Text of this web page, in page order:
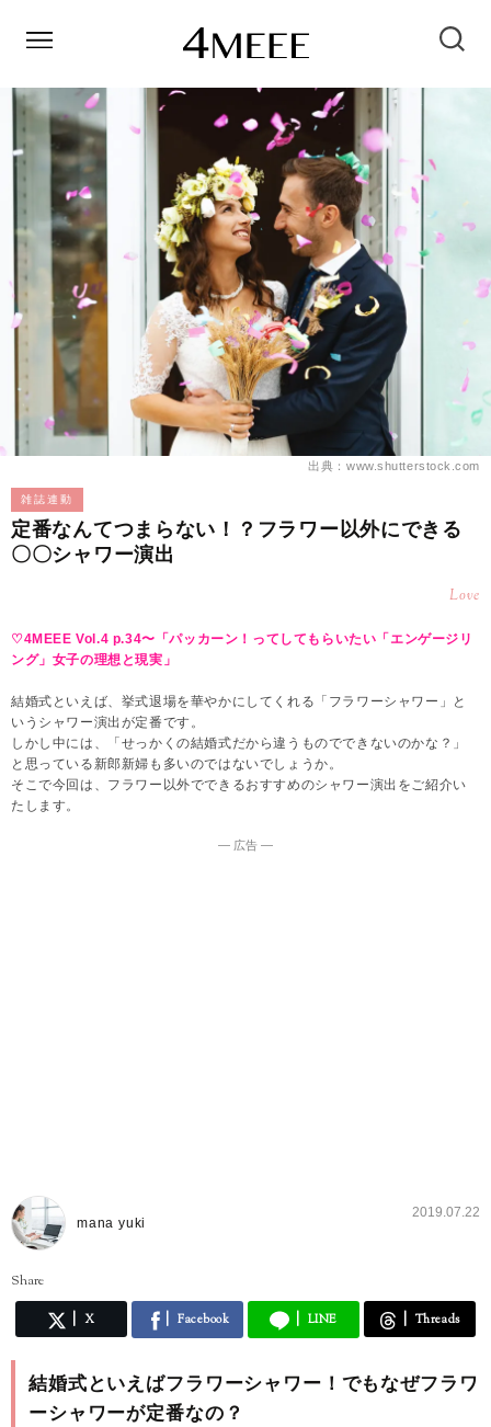
出典：www.shutterstock.com
雑誌連動
定番なんてつまらない！？フラワー以外にできる
〇〇シャワー演出
Love
♡4MEEE Vol.4 p.34〜「パッカーン！ってしてもらいたい「エンゲージリ
ング」女子の理想と現実」
結婚式といえば、挙式退場を華やかにしてくれる「フラワーシャワー」と
いうシャワー演出が定番です。
しかし中には、「せっかくの結婚式だから違うものでできないのかな？」
と思っている新郎新婦も多いのではないでしょうか。
そこで今回は、フラワー以外でできるおすすめのシャワー演出をご紹介い
たします。
― 広告 ―
mana yuki
2019.07.22
Share
X Facebook LINE Threads
結婚式といえばフラワーシャワー！でもなぜフラワ
ーシャワーが定番なの？